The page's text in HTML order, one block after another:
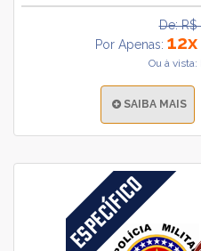
De: R$
Por Apenas:
Ou à
SAIBA MAIS